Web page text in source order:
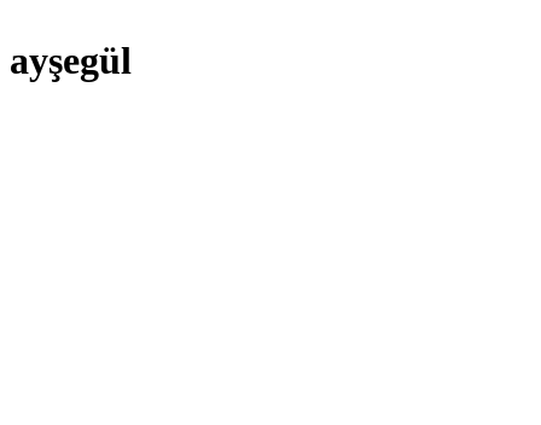
ayşegül